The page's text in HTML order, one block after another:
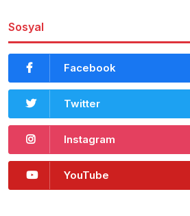
Sosyal
Facebook
Twitter
Instagram
YouTube